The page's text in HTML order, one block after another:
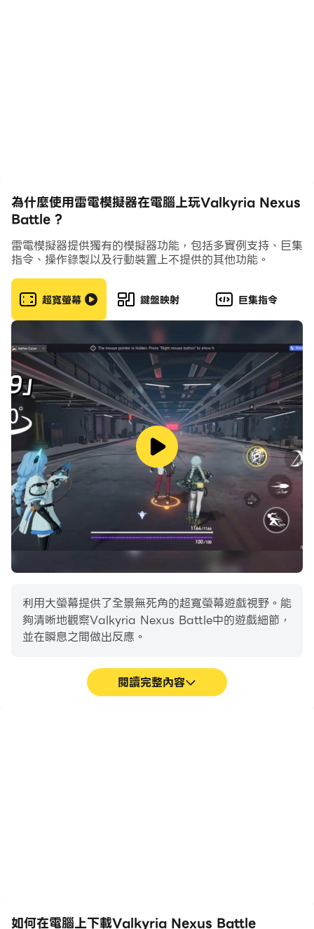
The strongest squad is not always the loudest
support Valkyria can keep the team alive. A well-
placed attacker can break a wave before it
reaches your line. Rearrange, upgrade, and try
again until your formation clicks.
Between battles, your roster keeps growing. Level
up your favorite Valkyrias, deepen their affinity,
master their weapons, and empower each class
through statues and gear. Little by little, the girls
you choose become the core of your own strategy.
Play a quick battle, improve your squad, and
return stronger for the next wave. If you like
anime-style heroines, tactical placement,
satisfying upgrades, and the thrill of watching a
build come together, the Nexus is waiting.
為什麼使用雷電模擬器在電腦上玩Valkyria Nexus
Battle ?
雷電模擬器提供獨有的模擬器功能，包括多實例支持、巨集
指令、操作錄製以及行動裝置上不提供的其他功能。
超寬螢幕 鍵盤映射 巨集指令
利用大螢幕提供了全景無死角的超寬螢幕遊戲視野。能
夠清晰地觀察Valkyria Nexus Battle中的遊戲細節，
並在瞬息之間做出反應。
閱讀完整內容
如何在電腦上下載Valkyria Nexus Battle